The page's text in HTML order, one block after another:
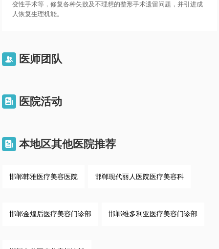
变性手术等，修复各种失败及不理想的整形手术遗留问题，并引进成
人恢复生理机能。
 医师团队
 医院活动
 本地区其他医院推荐
邯郸韩雅医疗美容医院 邯郸现代丽人医院医疗美容科
邯郸金煌后医疗美容门诊部 邯郸维多利亚医疗美容门诊部